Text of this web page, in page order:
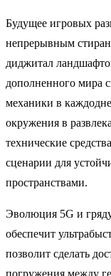
Будущее игровых
непрерывным
диджитал
дополненного мира
механики в
окружения в
технические
сценарии для
пространствами.
Эволюция 5G и
обеспечит
позволит сделать
погружения между